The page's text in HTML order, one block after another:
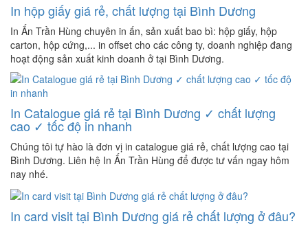
In hộp giấy giá rẻ, chất lượng tại Bình Dương
In Ấn Trần Hùng chuyên in ấn, sản xuất bao bì: hộp giấy, hộp
carton, hộp cứng,... in offset cho các công ty, doanh nghiệp đang
hoạt động sản xuất kinh doanh ở tại Bình Dương.
In Catalogue giá rẻ tại Bình Dương ✓ chất lượng
cao ✓ tốc độ in nhanh
Chúng tôi tự hào là đơn vị in catalogue giá rẻ, chất lượng cao tại
Bình Dương. Liên hệ In Ấn Trần Hùng để được tư vấn ngay hôm
nay nhé.
In card visit tại Bình Dương giá rẻ chất lượng ở đâu?